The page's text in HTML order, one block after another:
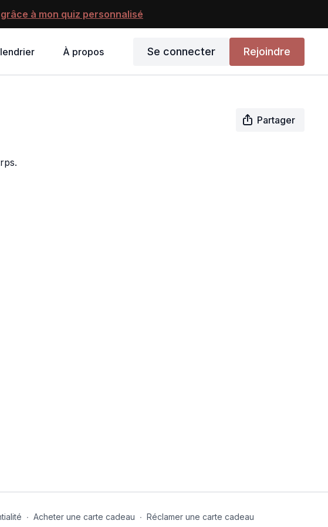
à mon quiz personnalisé
À propos Se connecter Rejoindre
Partager
∙ Acheter une carte cadeau ∙ Réclamer une carte cadeau